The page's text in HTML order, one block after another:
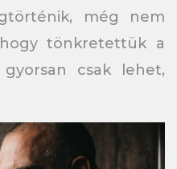
még nem
tönkretettük a
csak lehet,